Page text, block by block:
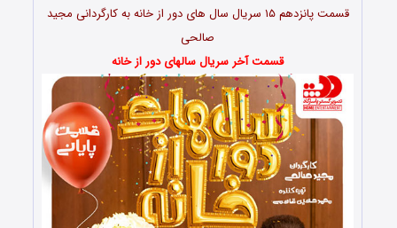
قسمت پانزدهم ۱۵ سریال سال های دور از خانه به کارگردانی مجید
صالحی
قسمت آخر سریال سالهای دور از خانه